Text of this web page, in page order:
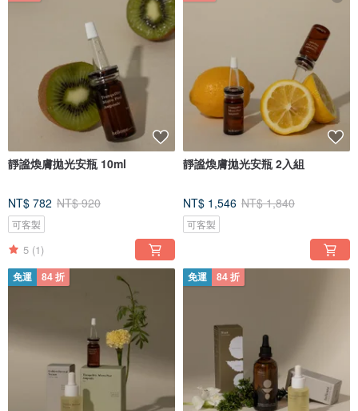
靜謐煥膚拋光安瓶 10ml
NT$ 782 NT$ 920
可客製
5 (1)
靜謐煥膚拋光安瓶 2入組
NT$ 1,546 NT$ 1,840
可客製
免運 84 折 免運 84 折